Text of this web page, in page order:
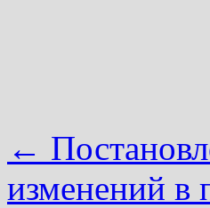
←
изменений в